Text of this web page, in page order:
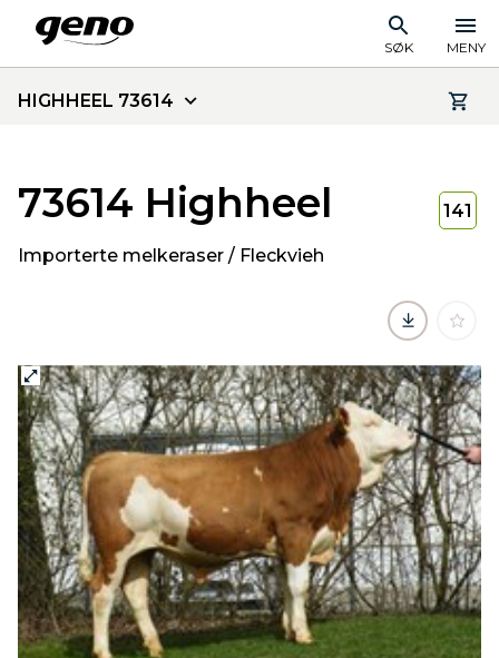
SØK MENY
HIGHHEEL 73614
73614 Highheel
Importerte melkeraser / Fleckvieh
141